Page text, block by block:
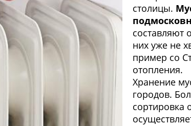
столицы.
составляют
них уже не
пример со
отопления.
Хранение
городов.
сортировка